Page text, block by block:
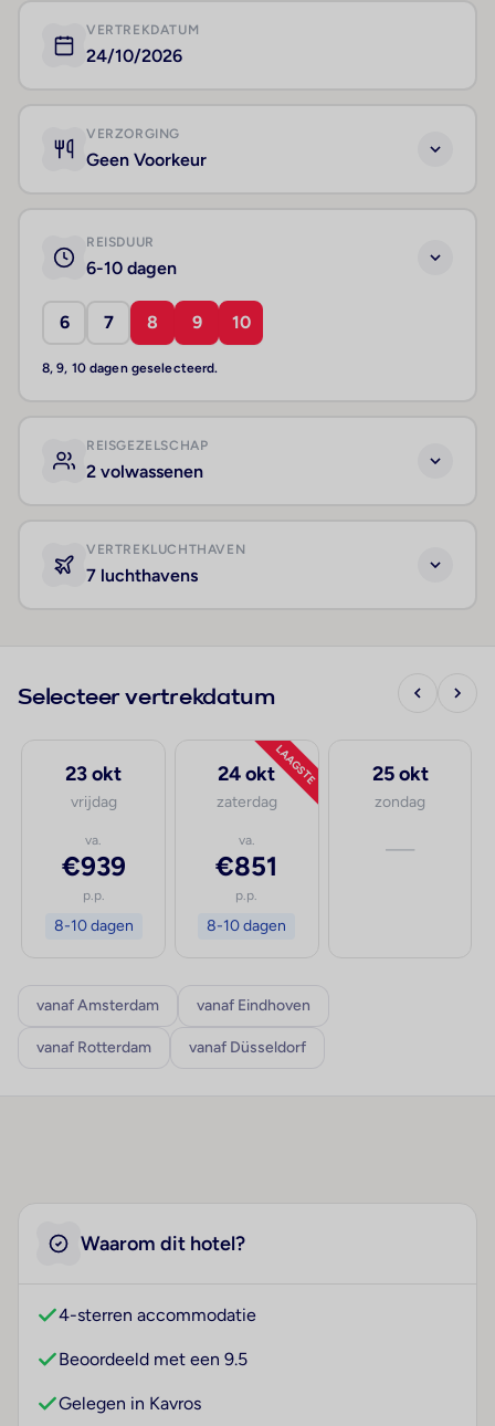
VERTREKDATUM
24/10/2026
VERZORGING
Geen Voorkeur
REISDUUR
6-10 dagen
6 7 8 9 10
8, 9, 10 dagen geselecteerd.
REISGEZELSCHAP
2 volwassenen
VERTREKLUCHTHAVEN
7 luchthavens
Selecteer vertrekdatum
23 okt
vrijdag
va.
€939
p.p.
8-10 dagen
LAAGSTE
24 okt
zaterdag
va.
€851
p.p.
8-10 dagen
25 okt
zondag
—
vanaf Amsterdam vanaf Eindhoven
vanaf Rotterdam vanaf Düsseldorf
Waarom dit hotel?
4-sterren accommodatie
Beoordeeld met een 9.5
Gelegen in Kavros